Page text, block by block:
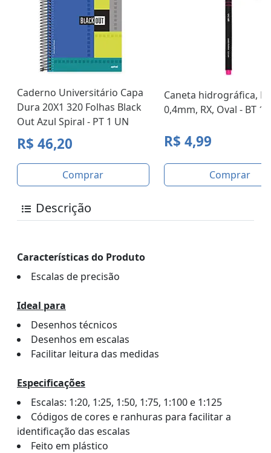
Caderno Universitário Capa
Dura 20X1 320 Folhas Black
Out Azul Spiral - PT 1 UN
R$ 46,20
Comprar
Caneta hidrográfica,
0,4mm, RX, Oval - BT 1
R$ 4,99
Comprar
Descrição
Características do Produto
Escalas de precisão
Ideal para
Desenhos técnicos
Desenhos em escalas
Facilitar leitura das medidas
Especificações
Escalas: 1:20, 1:25, 1:50, 1:75, 1:100 e 1:125
Códigos de cores e ranhuras para facilitar a
identificação das escalas
Feito em plástico